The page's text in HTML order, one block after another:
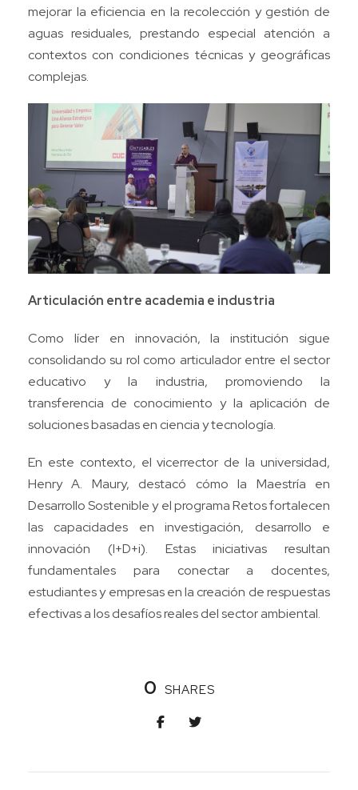
mejorar la eficiencia en la recolección y gestión de
aguas residuales, prestando especial atención a
contextos con condiciones técnicas y geográficas
complejas.
Articulación entre academia e industria
Como líder en innovación, la institución sigue
consolidando su rol como articulador entre el sector
educativo y la industria, promoviendo la
transferencia de conocimiento y la aplicación de
soluciones basadas en ciencia y tecnología.
En este contexto, el vicerrector de la universidad,
Henry A. Maury, destacó cómo la Maestría en
Desarrollo Sostenible y el programa Retos fortalecen
las capacidades en investigación, desarrollo e
innovación (I+D+i). Estas iniciativas resultan
fundamentales para conectar a docentes,
estudiantes y empresas en la creación de respuestas
efectivas a los desafíos reales del sector ambiental.
0 SHARES